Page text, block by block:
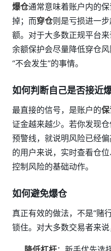
爆仓通常意味着账户内的
掉；而穿仓则是亏损进一
额。对于大多数正规平台
余额保护会尽量降低穿仓
“不会发生”的事情。
如何判断自己是否接近
最直接的信号，是账户的
证金越来越少。若你发现
预警线，就说明风险已经
的用户来说，实时查看仓
控制风险的基础动作。
如何避免爆仓
真正有效的做法，不是“赌
锁住。对大多数交易者来说